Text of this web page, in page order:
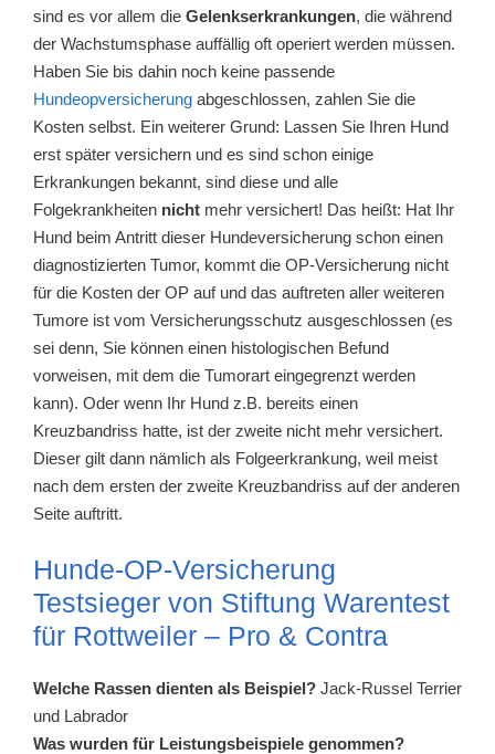
sind es vor allem die Gelenkserkrankungen, die während
der Wachstumsphase auffällig oft operiert werden müssen.
Haben Sie bis dahin noch keine passende
Hundeopversicherung abgeschlossen, zahlen Sie die
Kosten selbst. Ein weiterer Grund: Lassen Sie Ihren Hund
erst später versichern und es sind schon einige
Erkrankungen bekannt, sind diese und alle
Folgekrankheiten nicht mehr versichert! Das heißt: Hat Ihr
Hund beim Antritt dieser Hundeversicherung schon einen
diagnostizierten Tumor, kommt die OP-Versicherung nicht
für die Kosten der OP auf und das auftreten aller weiteren
Tumore ist vom Versicherungsschutz ausgeschlossen (es
sei denn, Sie können einen histologischen Befund
vorweisen, mit dem die Tumorart eingegrenzt werden
kann). Oder wenn Ihr Hund z.B. bereits einen
Kreuzbandriss hatte, ist der zweite nicht mehr versichert.
Dieser gilt dann nämlich als Folgeerkrankung, weil meist
nach dem ersten der zweite Kreuzbandriss auf der anderen
Seite auftritt.
Hunde-OP-Versicherung
Testsieger von Stiftung Warentest
für Rottweiler – Pro & Contra
Welche Rassen dienten als Beispiel? Jack-Russel Terrier
und Labrador
Was wurden für Leistungsbeispiele genommen?